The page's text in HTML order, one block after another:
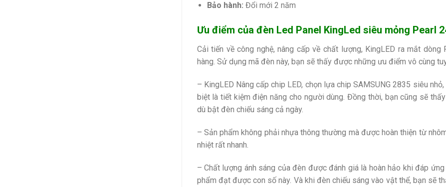
Bảo hành: Đổi mới 2 năm
Ưu điểm của đèn Led Panel KingLed siêu mỏng Pearl
Cải tiến về công nghệ, nâng cấp về chất lượng, KingLED ra mắt
hàng. Sử dụng mã đèn này, bạn sẽ thấy được những ưu điểm vô cùng
– KingLED Nâng cấp chip LED, chọn lựa chip SAMSUNG 2835 siêu
biệt là tiết kiệm điện năng cho người dùng. Đồng thời, bạn cũng sẽ
dù bật đèn chiếu sáng cả ngày.
– Sản phẩm không phải nhựa thông thường mà được hoàn thiện từ
nhiệt rất nhanh.
– Chất lượng ánh sáng của đèn được đánh giá là hoàn hảo khi đáp
phẩm đạt được con số này. Và khi đèn chiếu sáng vào vật thể, bạn sẽ